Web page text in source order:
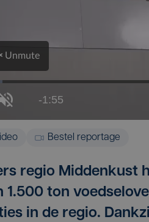
Bestel reportage
regio Middenkust
1.500 ton
in de regio.